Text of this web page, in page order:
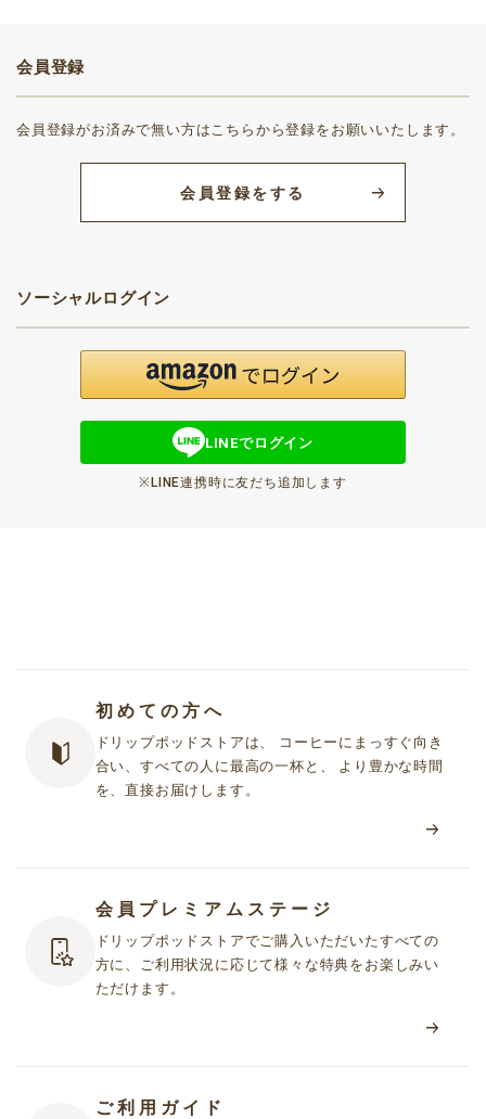
会員登録
会員登録がお済みで無い方はこちらから登録をお願いいたします。
会員登録をする
ソーシャルログイン
LINEでログイン
※LINE連携時に友だち追加します
初めての方へ
ドリップポッドストアは、 コーヒーにまっすぐ向き
合い、すべての人に最高の一杯と、 より豊かな時間
を、直接お届けします。
会員プレミアムステージ
ドリップポッドストアでご購入いただいたすべての
方に、ご利用状況に応じて様々な特典をお楽しみい
ただけます。
ご利用ガイド